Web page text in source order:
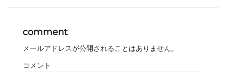
comment
メールアドレスが公開されることはありません。
コメント